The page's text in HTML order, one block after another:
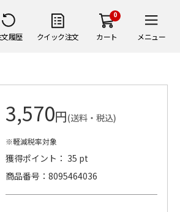
履歴 クイック注文
0
カート メニュー
3,570円(送料・税込)
※軽減税率対象
獲得ポイント： 35 pt
商品番号
8095464036